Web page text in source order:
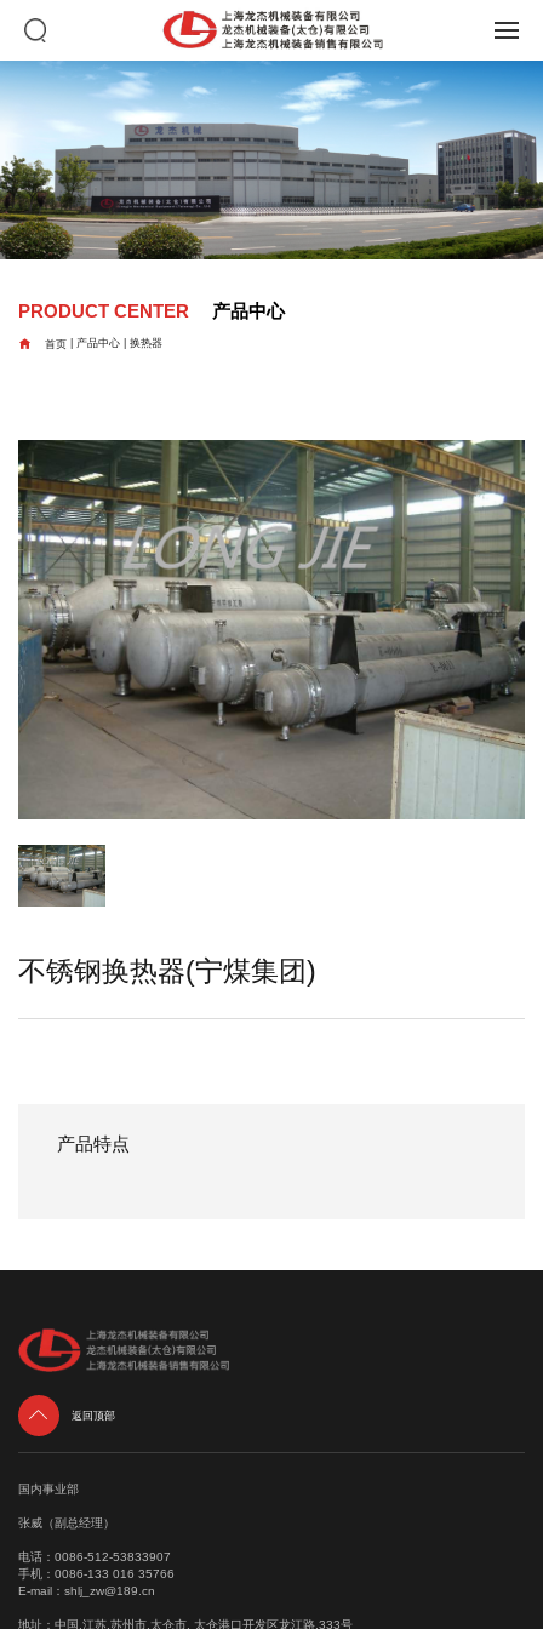
PRODUCT CENTER 产品中心
 首页| 产品中心| 换热器
不锈钢换热器(宁煤集团)
产品特点
 返回顶部
国内事业部
张威（副总经理）
电话： 0086-512-53833907
手机： 0086-133 016 35766
E-mail： shlj_zw@189.cn
地址：中国.江苏.苏州市.太仓市. 太仓港口开发区龙江路.333号